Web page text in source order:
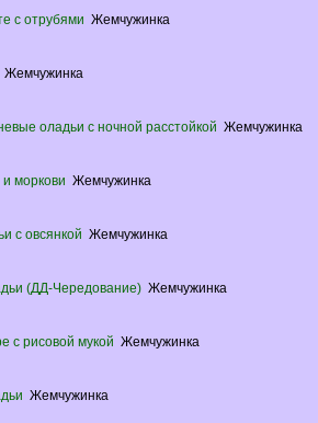
с отрубями Жемчужинка
Жемчужинка
оладьи с ночной расстойкой Жемчужинка
моркови Жемчужинка
с овсянкой Жемчужинка
(ДД-Чередование) Жемчужинка
с рисовой мукой Жемчужинка
Жемчужинка